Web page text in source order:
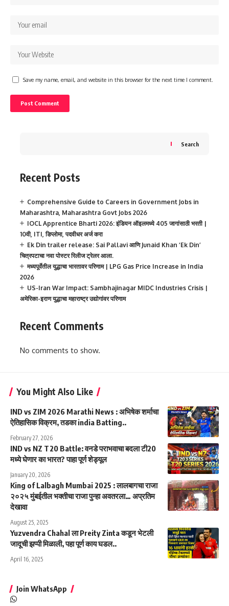
Save my name, email, and website in this browser for the next time I comment.
Search
Recent Posts
Comprehensive Guide to Careers in Government Jobs in
Maharashtra, Maharashtra Govt Jobs 2026
IOCL Apprentice Bharti 2026: इंडियन ऑइलमध्ये 405 जागांसाठी भरती |
10वी, ITI, डिप्लोमा, पदवीधर अर्ज करा
Ek Din trailer release: Sai Pallavi आणि Junaid Khan ‘Ek Din’
चित्रपटाचा नवा पोस्टर रिलीज ट्रेलर आला.
मध्यपूर्वेतील युद्धाचा भारतावर परिणाम | LPG Gas Price Increase in India
2026
US-Iran War Impact: Sambhajinagar MIDC Industries Crisis |
अमेरिका-इराण युद्धाचा महाराष्ट्र उद्योगांवर परिणाम
Recent Comments
No comments to show.
You Might Also Like
IND vs ZIM 2026 Marathi News : अभिषेक शर्माचा
ऐतिहासिक विक्रम, तडका india Batting..
February 27, 2026
IND vs NZ T20 Battle: वनडे पराभवाचा बदला टी20
मध्ये घेणार का भारत? पाहा पूर्ण शेड्यूल
January 20, 2026
King of Lalbagh Mumbai 2025 : लालबागचा राजा
२०२५ मुंबईतील भक्तीचा राजा पुन्हा अवतरला… अप्रतिम
देखावा
August 25, 2025
Yuzvendra Chahal ला Preity Zinta कडून भेटली
जादूची झप्पी मिळाली, पहा पूर्ण काय घडल..
April 16, 2025
Join WhatsApp